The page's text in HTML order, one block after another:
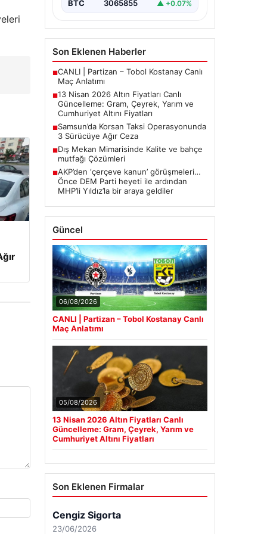
arasında yürütülen barış
BTC 3065855 ▲ +0.07%
Son Eklenen Haberler
■CANLI | Partizan – Tobol Kostanay Canlı
Maç Anlatımı
■13 Nisan 2026 Altın Fiyatları Canlı
Güncelleme: Gram, Çeyrek, Yarım ve
Cumhuriyet Altını Fiyatları
■Samsun’da Korsan Taksi Operasyonunda
3 Sürücüye Ağır Ceza
■Dış Mekan Mimarisinde Kalite ve bahçe
mutfağı Çözümleri
■AKP’den ‘çerçeve kanun’ görüşmeleri…
Önce DEM Parti heyeti ile ardından
MHP’li Yıldız’la bir araya geldiler
Güncel
06/08/2026
CANLI | Partizan – Tobol Kostanay Canlı
Maç Anlatımı
05/08/2026
13 Nisan 2026 Altın Fiyatları Canlı
Güncelleme: Gram, Çeyrek, Yarım ve
Cumhuriyet Altını Fiyatları
Son Eklenen Firmalar
Cengiz Sigorta
23/06/2026